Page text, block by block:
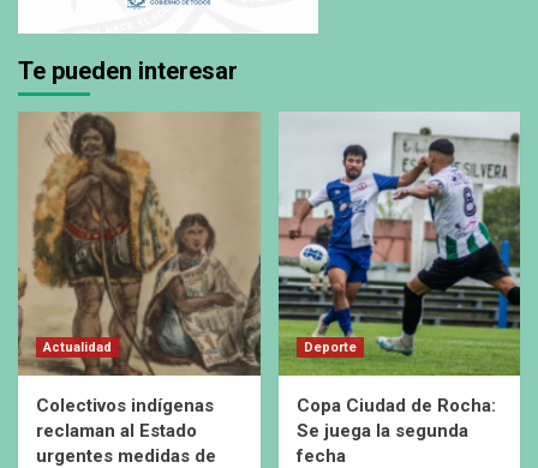
Te pueden interesar
Actualidad
Colectivos indígenas
reclaman al Estado
urgentes medidas de
Deporte
Copa Ciudad de Rocha:
Se juega la segunda
fecha